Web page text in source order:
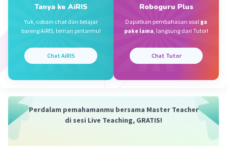
Beri Rating·5.0(1 Balas
Iklan
Tanya ke AiRIS
Yuk, cobain chat dan belajar
bareng AiRIS, teman pintarmu!
Chat AiRIS
Roboguru Plus
Dapatkan pembahasan soal ga
pake lama, langsung dari Tutor!
Chat Tutor
Perdalam pemahamanmu bersama Master Teacher
di sesi Live Teaching, GRATIS!